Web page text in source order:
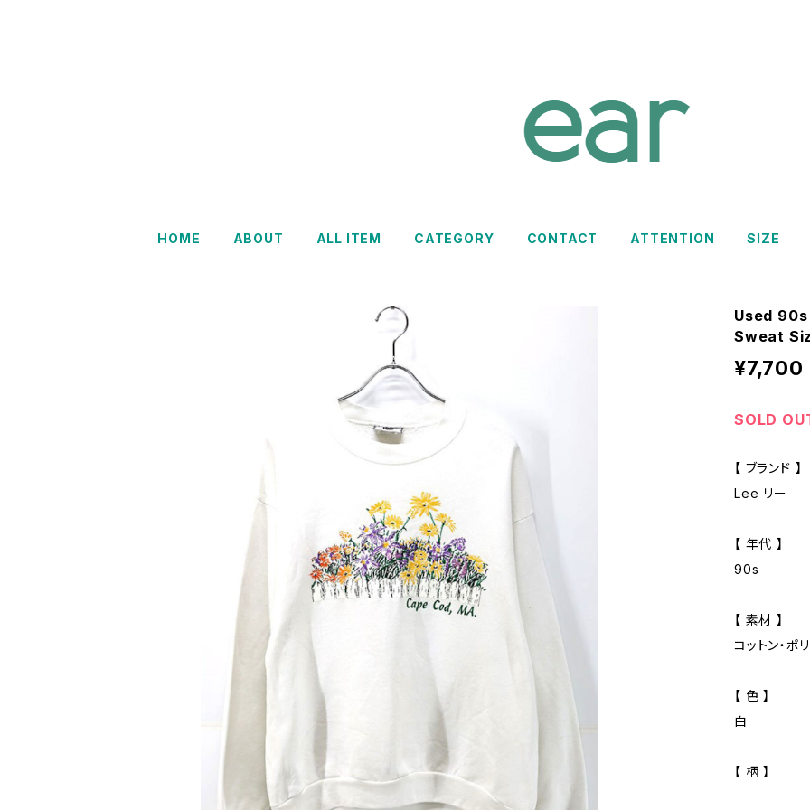
HOME ABOUT ALL ITEM CATEGORY CONTACT ATTENTION SIZE
Used
Sweat
¥7,700
SOLD
【 ブランド 】
Lee リー
【 年代 】
90s
【 素材 】
コットン・ポ
【 色 】
白
【 柄 】